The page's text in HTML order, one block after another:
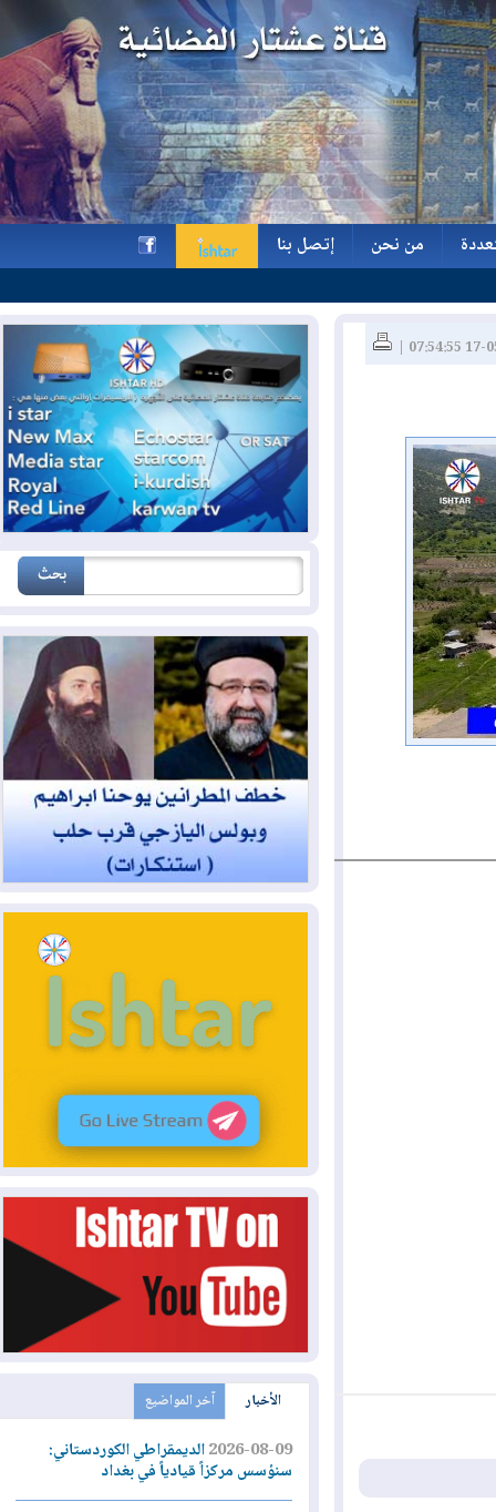
من نحن
إتصل بنا
h
الأخبار آخر المواضيع
2026-08-09الديمقراطي الكوردستاني:
سنؤسس مركزاً قيادياً في بغداد